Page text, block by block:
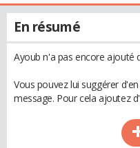
En résumé
Ayoub n'a pas encore ajouté
Vous pouvez lui suggérer
message. Pour cela ajoutez